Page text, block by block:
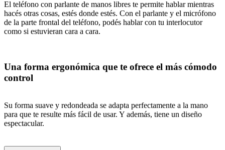
El teléfono con parlante de manos libres te permite hablar mientras
hacés otras cosas, estés donde estés. Con el parlante y el micrófono
de la parte frontal del teléfono, podés hablar con tu interlocutor
como si estuvieran cara a cara.
Una forma ergonómica que te ofrece el más cómodo
control
Su forma suave y redondeada se adapta perfectamente a la mano
para que te resulte más fácil de usar. Y además, tiene un diseño
espectacular.